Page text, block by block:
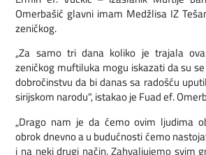
Omerbašić glavni imam Medžlisa IZ
zeničkog.
„Za samo tri dana koliko je trajala
zeničkog muftiluka mogu iskazati da su
dobročinstvu da bi danas sa radošću
sirijskom narodu", istakao je Fuad ef.
„Drago nam je da ćemo ovim ljudima
obrok dnevno a u budućnosti ćemo